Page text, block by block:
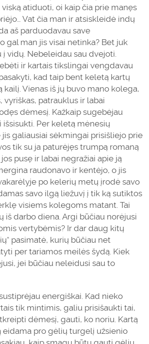
atiduoti, oi kaip čia prie manęs
Vat čia man ir atsiskleidė indų
aš parduodavau save
gal man jis visai netinka? Bet juk
vidų. Nebeleidau sau dvejoti.
ir kartais tikslingai vengdavau
kad taip bent keletą kartų
kailį. Vienas iš jų buvo mano kolega,
vyriškas, patrauklus ir labai
dėmesį. Kažkaip sugebėjau
išsisukti. Per keletą mėnesių
galiausiai sėkmingai prisišliejo prie
tik su ja paturėjęs trumpą romaną
pusę ir labai negražiai apie ją
raudonavo ir kentėjo, o jis
po kelerių metų įrodė savo
savo ilgą liežuvį į tik ką sutiktos
visiems kolegoms matant. Tai
iš darbo diena. Argi būčiau norėjusi
vertybėmis? Ir dar daug kitų
pasimatė, kurių būčiau net
per tariamos meilės šydą. Kiek
jei būčiau neleidusi sau to
energiškai. Kad nieko
tik mintimis, galiu prisišaukti tai,
dėmesį, gauti, ko noriu. Kartą
eidama pro gėlių turgelį užsienio